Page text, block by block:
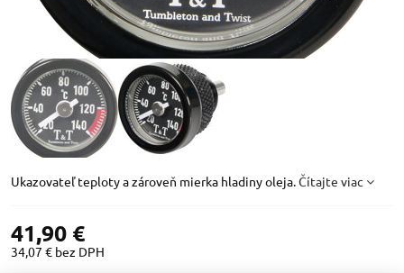
Ukazovateľ teploty a zároveň mierka hladiny oleja.Čítajte viac
41,90 €
34,07 € bez DPH